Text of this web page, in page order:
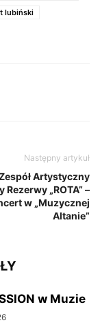
lubiński
Następny artykuł
Artystyczny
Rezerwy „ROTA” –
w „Muzycznej
Altanie”
w Muzie